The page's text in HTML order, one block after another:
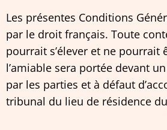
Les présentes Conditions
par le droit français. Toute
pourrait s’élever et ne pourrait
l’amiable sera portée devant
par les parties et à défaut
tribunal du lieu de résidence